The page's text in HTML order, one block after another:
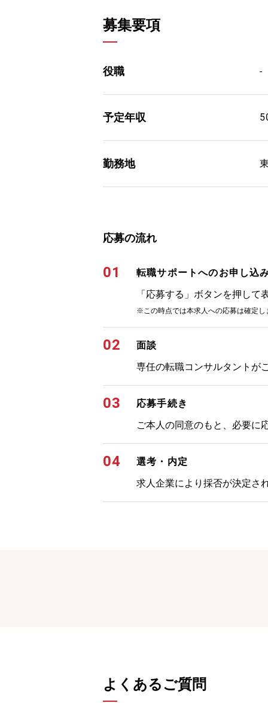
募集要項
役職 -
予定年収
勤務地
応募の流れ
01
転職サポートへのお申し込
「応募する」ボタンを押し
※この時点では本求人への応募は確定し
02
面談
専任の転職コンサルタントが
03
応募手続き
ご本人の同意のもと、必要に
04
選考・内定
求人企業により採否が決定さ
よくあるご質問